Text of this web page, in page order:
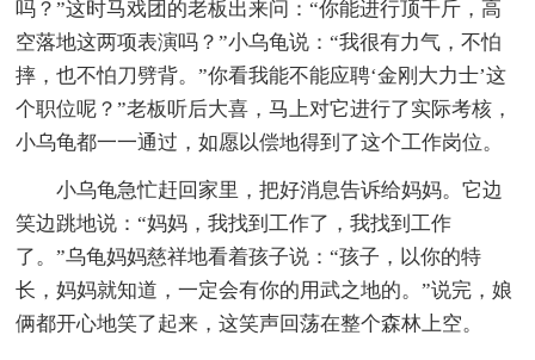
吗？”这时马戏团的老板出来问：“你能进行顶千斤，高
空落地这两项表演吗？”小乌龟说：“我很有力气，不怕
摔，也不怕刀劈背。”你看我能不能应聘‘金刚大力士’这
个职位呢？”老板听后大喜，马上对它进行了实际考核，
小乌龟都一一通过，如愿以偿地得到了这个工作岗位。
小乌龟急忙赶回家里，把好消息告诉给妈妈。它边
笑边跳地说：“妈妈，我找到工作了，我找到工作
了。”乌龟妈妈慈祥地看着孩子说：“孩子，以你的特
长，妈妈就知道，一定会有你的用武之地的。”说完，娘
俩都开心地笑了起来，这笑声回荡在整个森林上空。